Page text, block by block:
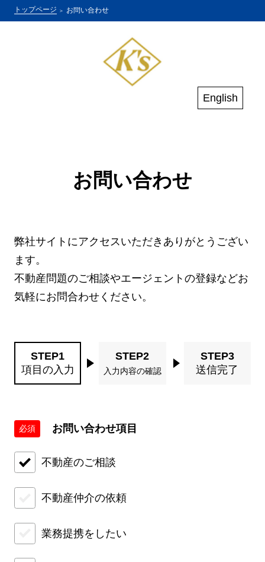
English
トップページ お問い合わせ
お問い合わせ
弊社サイトにアクセスいただきありがとうござい
ます。
不動産問題のご相談やエージェントの登録などお
気軽にお問合わせください。
STEP1
項目の入力
STEP2
入力内容の確認
STEP3
送信完了
必須 お問い合わせ項目
不動産のご相談
不動産仲介の依頼
業務提携をしたい